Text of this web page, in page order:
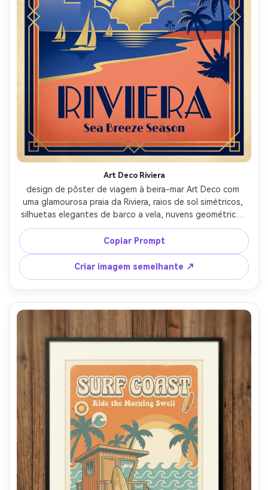
Art Deco Riviera
design de pôster de viagem à beira-mar Art Deco com
uma glamourosa praia da Riviera, raios de sol simétricos,
silhuetas elegantes de barco a vela, nuvens geométricas
escalonadas, sotaques de ouro metálico, cobalto
profundo e paleta de coral, moldura de borda
ornamentada, tipografia de manchete "Riviera" com texto
pequeno "Sea Breeze Season", acabamento de pôster de
luxo com textura sutil, bordas nítidas como vetores-AR
4:5
Copiar Prompt
Criar imagem semelhante ↗